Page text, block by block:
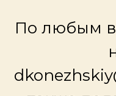
По любым